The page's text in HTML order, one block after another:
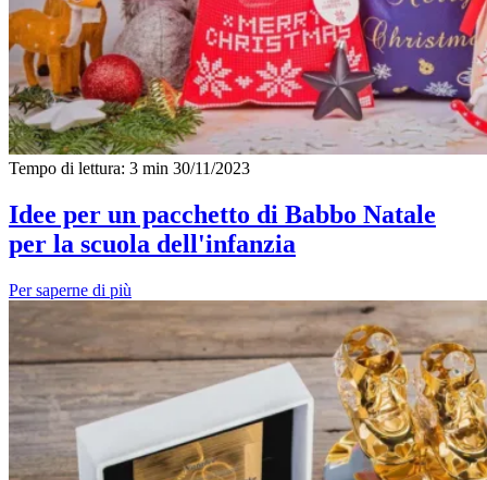
Tempo di lettura: 3 min 30/11/2023
Idee per un pacchetto di Babbo Natale
per la scuola dell'infanzia
Per saperne di più